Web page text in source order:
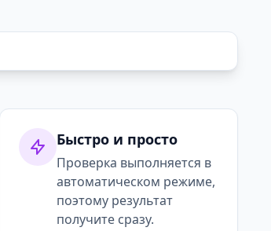
Быстро и просто
Проверка выполняется в
автоматическом режиме,
поэтому результат
получите сразу.